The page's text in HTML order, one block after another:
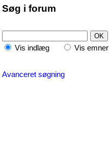
Søg i forum
Vis indlæg Vis emner
Avanceret søgning